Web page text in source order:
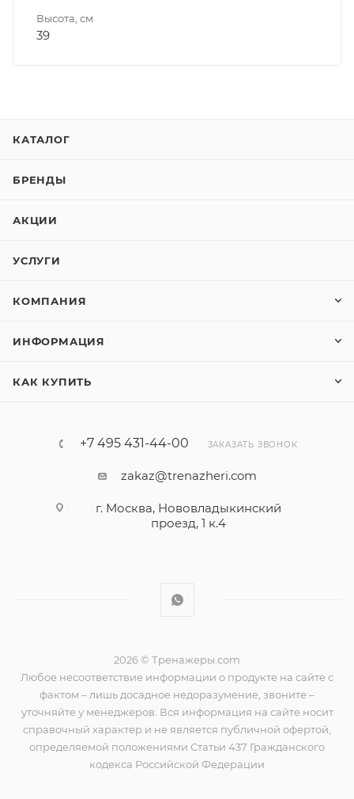
Высота, см
39
КАТАЛОГ
БРЕНДЫ
АКЦИИ
УСЛУГИ
КОМПАНИЯ
ИНФОРМАЦИЯ
КАК КУПИТЬ
+7 495 431-44-00 ЗАКАЗАТЬ ЗВОНОК
zakaz@trenazheri.com
г. Москва, Нововладыкинский
проезд, 1 к.4
2026 © Тренажеры.com
Любое несоответствие информации о продукте на сайте с
фактом – лишь досадное недоразумение, звоните –
уточняйте у менеджеров. Вся информация на сайте носит
справочный характер и не является публичной офертой,
определяемой положениями Статьи 437 Гражданского
кодекса Российской Федерации